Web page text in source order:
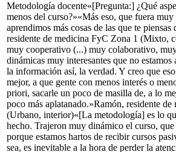
Metodología docente«[Pregunta:] ¿Qué
menos del curso?»«Más eso, que fuera
aprendimos más cosas de las que te piensas
residente de medicina FyC Zona 1 (Mixto,
muy cooperativo (...) muy colaborativo,
dinámicas muy interesantes que no
la información así, la verdad. Y creo que
mejor, a que gente con menos interés o
priori, sacarle un poco de masilla de, a lo
poco más aplatanado.»Ramón, residente
(Urbano, interior)«[La metodología] es lo
hecho. Trajeron muy dinámico el curso,
porque estamos hartos de recibir cursos
sea, es inevitable a la hora de perder la